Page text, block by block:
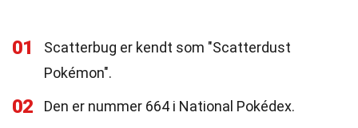
01
Scatterbug er kendt som "Scatterdust
Pokémon".
02 Den er nummer 664 i National Pokédex.